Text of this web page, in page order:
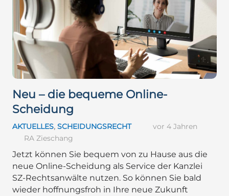
Neu – die bequeme Online-
Scheidung
AKTUELLES, SCHEIDUNGSRECHT
vor 4 Jahren
RA Zieschang
Jetzt können Sie bequem von zu Hause aus die
neue Online-Scheidung als Service der Kanzlei
SZ-Rechtsanwälte nutzen. So können Sie bald
wieder hoffnungsfroh in Ihre neue Zukunft